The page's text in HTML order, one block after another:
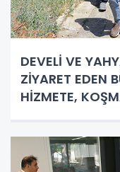
DEVELİ VE
ZİYARET EDEN
HİZMETE,